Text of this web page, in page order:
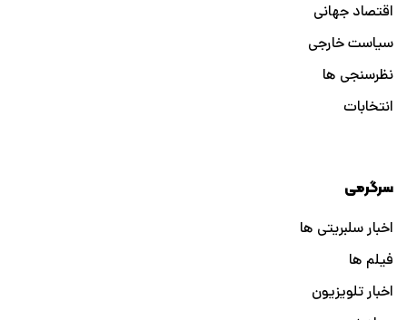
اقتصاد جهانی
سیاست خارجی
نظرسنجی ها
انتخابات
سرگرمی
اخبار سلبریتی ها
فیلم ها
اخبار تلویزیون